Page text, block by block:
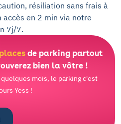
résiliation sans frais à
en 2 min via notre
7j/7.
de parking partout
bien la vôtre !
mois, le parking c'est
Yess !